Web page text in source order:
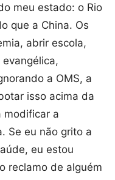
meu estado: o Rio
que a China. Os
abrir escola,
a OMS, a
isso acima da
modificar a
Se eu não grito a
eu estou
reclamo de alguém